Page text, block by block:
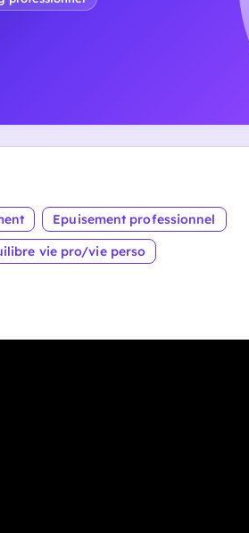
Epuisement professionnel
vie pro/vie perso